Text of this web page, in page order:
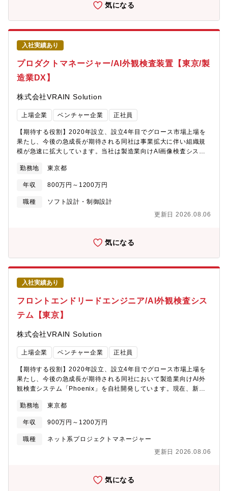
バルリーダーとして社会を牽引しております。・2025年3月期決
数あり、選考フローを熟知しておりますので、内定まで丁寧にフ
制度導入、えるぼし」「くるみん」の各認定等ワークライフバラ
ンスを整えた働き方が可能です。
を起点に、全社視点での最適解に導く「DX・IT企画のハブ」とし
て、プロジェクトを前進させる。◆ 担当いただく業務・各部門の
課題・懸念のヒアリング、論点整理、構造化・要件取りまとめ
（業務側要件の整理・合意形成の支援）・プロジェクトマネジメ
ント（進行管理・リスク管理・意思決定支援）・AI／データ活用
／DX案件の企画・導入・定着支援・業務改善（BPR）の実行支
援、運用への落とし込み・関連部署・ステークホルダーとの調
整、方針の合意形成・会社方針に沿ったDX・IT施策の企画と推進
のバランスを取りながらプロジェクトを前に進められる方を求め
ています。◆即戦力としてフィットしやすい経験・生成AI／デー
タ活用／業務DXプロジェクトの推進経験 （要件取りまとめ～導
やり切った経験・BPR／業務改善の“現場実装”経験（手順・運用
含め成果を出した経験）◆ 行動特性・コミュニケーション力：意
見を受け止め論点整理し、結論へ導ける・現場主義・フットワー
ク：机上ではなく見に行く・聞きに行く・ロジカルシンキング：
業・生産・管理など、多様な立場の人の意見を整理し、最適解へ
力】このポジションの魅力は、現場の困りごとを“成果”に変える手
触りのある仕事であることです。単なる調整役ではなく、課題整
産データに触れながら、AI・デジタル技術を経営判断や業務改善
は現場理解を大切にし、意見を出し合ってロジカルに合意形成を
成果をつくる風土があり、安心してチャレンジできる環境です。
将来的には、DX推進リーダー、大型プロジェクトの責任者、IT推
進室の中核メンバー・マネジメント候補といったキャリアが開け
ます。
気になる
入社実績あり
プロダクトマネージャー/AI外観検査装置【東京/製
造業DX】
株式会社VRAIN Solution
上場企業 ベンチャー企業 正社員
【期待する役割】2020年設立、設立4年目でグロース市場上場を
果たし、今後の急成長が期待される同社は事業拡大に伴い組織規
模が急速に拡大しています。当社は製造業向けAI画像検査システ
Edge」、次世代X線検査装置、フィジカルAI領域の研究開発を推
進しています。「Phoenix Edge」は工場設備や製造ラインから取
得される画像・センサーデータをリアルタイムに処理し、品質検
査・異常検知・トレーサビリティを実現する当社の中核プロダク
ネジメント、顧客要求の整理、開発チームの牽引までを担う
Phoenix Edgeのプロダクト開発責任者として事業・技術・顧客を
つなぐ役割を担って頂きます。・AI外観検査ハードウェア
_Phoenix Edgehttps://vrain.co.jp/dl_phoenix-edge/【業務内
容】■プロダクト戦略立案・Phoenix Edgeの中長期プロダクトロ
ードマップ策定・市場調査および競合分析、新機能・新サービス
の企画立案、事業戦略の策定および推進■要件定義・企画推進・顧
客課題のヒアリングおよび要件整理、プロダクト要件定義・UI/UX
改善企画、PoC企画および推進■開発マネジメント・AIエンジニ
ア、ソフトウェアエンジニアとの開発推進・構造設計エンジニ
ース管理および進捗管理、品質管理およびリスクマネジメント■顧
客折衝・事業推進・顧客への技術提案、導入プロジェクト推進、
事業拡大に向けた施策立案【本ポジションの魅力】■成長市場でプ
ットフォームであり、AI画像検査、IoT、リアルタイムデータ処
理、トレーサビリティ、異常検知といった製造業のDXで需要が高
い領域に携わります。市場そのものが拡大しているため、プロダ
クトを成長させる経験を積みやすい環境です。■ハードウェアとソ
トウェアエンジニア、機械設計、回路設計とも連携します。AIだ
る人材は市場でも比較的少なく希少性の高いキャリアにつながり
ます。【同社について】・2020年設立のスタートアップで設立4
47%増を見込む超高成長企業圧倒的なスピード感で会社が拡大
勤務地 東京都
年収 800万円～1200万円
職種
ソフト設計・制御設計
更新日 2026.08.06
気になる
入社実績あり
フロントエンドリードエンジニア/AI外観検査シス
テム【東京】
株式会社VRAIN Solution
上場企業 ベンチャー企業 正社員
【期待する役割】2020年設立、設立4年目でグロース市場上場を
果たし、今後の急成長が期待される同社において製造業向けAI外
観検査システム「Phoenix」を自社開発しています。現在、新機
ズの真っ只中です。本ポジションはフロントエンドリードとして
プレイングマネージャーの立場で開発全体を牽引いただきます。
少人数チーム（2～3名）で自分の裁量で設計・実装だけでなく、
チームや組織の開発プロセス・文化を作る経験も可能です。さら
り、既存・新規双方のプロダクトに大きな影響を与えられるポジ
https://vrain.co.jp/visual-inspection/【このポジションで挑戦で
きる技術領域 】・大規模データを扱うAI学習システムのフロント
勤務地 東京都
年収 900万円～1200万円
職種
ネット系プロジェクトマネージャー
更新日 2026.08.06
気になる